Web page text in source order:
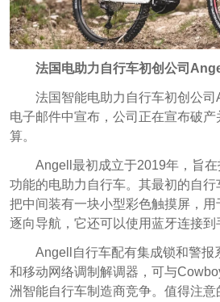
法国电助力自行车初创公司
法国智能电助力自行车初创公
电子邮件中宣布，公司正在宣布破
算。
Angell最初成立于2019年，旨
功能的电助力自行车。其最初的自
把中间装有一块小型彩色触摸屏，
逐向导航，它还可以使用蓝牙连接到
Angell自行车配有集成锁和警报
和移动网络调制解调器，可与
洲智能自行车制造商竞争。值得注